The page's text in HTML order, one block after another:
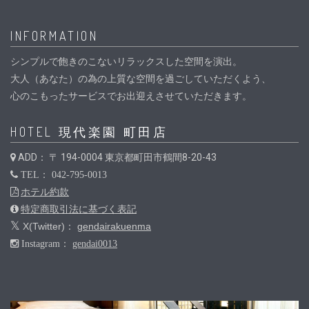
INFORMATION
シンプルで飽きのこないリラックスした空間を演出。
大人（あなた）の為の上質な空間を過ごしていただくよう、
心のこもったサービスでお出迎えさせていただきます。
HOTEL 現代楽園 町田店
ADD： 〒 194-0004 東京都町田市鶴間8-20-43
TEL： 042-795-0013
ホテル約款
特定商取引法に基づく表記
X(Twitter)： gendairakuenma
Instagram： gendai0013